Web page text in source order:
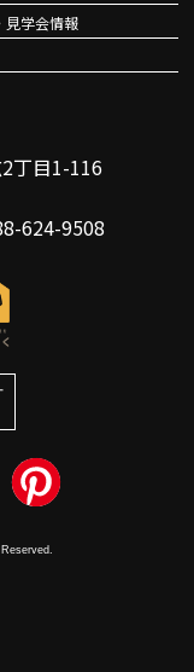
見学会情報
丁目1-116
624-9508